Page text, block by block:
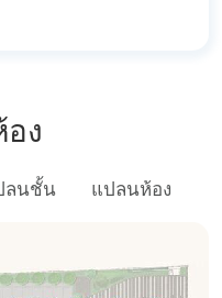
ง
ลนชั้น แปลนห้อง